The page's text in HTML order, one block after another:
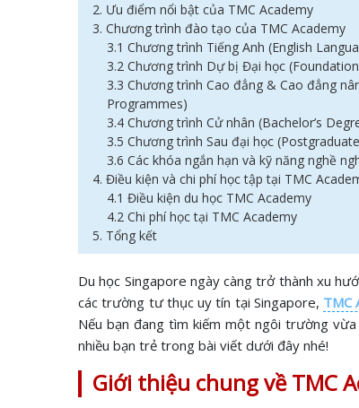
2. Ưu điểm nổi bật của TMC Academy
3. Chương trình đào tạo của TMC Academy
3.1 Chương trình Tiếng Anh (English
3.2 Chương trình Dự bị Đại học
3.3 Chương trình Cao đẳng & Cao đẳng
Programmes)
3.4 Chương trình Cử nhân (Bachelor’s
3.5 Chương trình Sau đại học
3.6 Các khóa ngắn hạn và kỹ năng nghề
4. Điều kiện và chi phí học tập tại TMC
4.1 Điều kiện du học TMC Academy
4.2 Chi phí học tại TMC Academy
5. Tổng kết
Du học Singapore ngày càng trở thành xu
các trường tư thục uy tín tại Singapore, TMC
Nếu bạn đang tìm kiếm một ngôi trường
nhiều bạn trẻ trong bài viết dưới đây nhé!
Giới thiệu chung về TMC